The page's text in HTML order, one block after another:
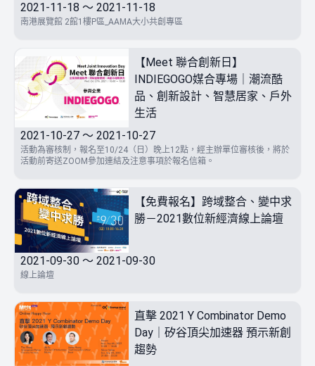
2021-11-18 ～ 2021-11-18
南港展覽館 2館1樓P區_AAMA大小共創專區
【Meet 聯合創新日】
INDIEGOGO媒合專場｜潮流酷
品、創新設計、智慧居家、戶外
生活
2021-10-27 ～ 2021-10-27
活動為審核制，報名至10/24（日）晚上12點，經主辦單位審核後，將於
活動前寄送ZOOM參加連結及注意事項於報名信箱。
【免費報名】跨域整合、變中求
勝－2021數位新經濟線上論壇
2021-09-30 ～ 2021-09-30
線上論壇
直擊 2021 Y Combinator Demo
Day｜矽谷頂尖加速器 預示新創
趨勢